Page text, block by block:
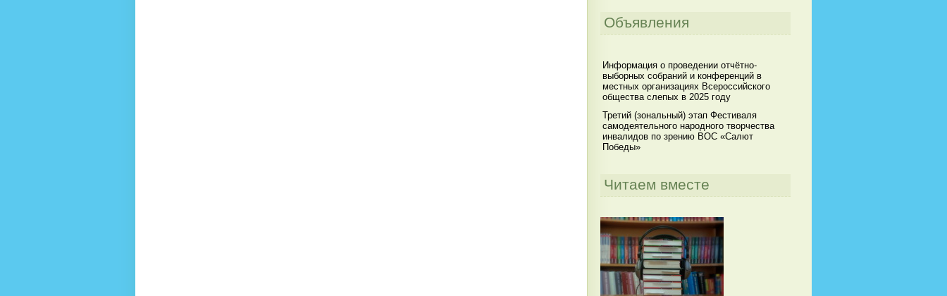
Объявления
Информация о проведении отчётно-
выборных собраний и конференций в
местных организациях Всероссийского
общества слепых в 2025 году
Третий (зональный) этап Фестиваля
самодеятельного народного творчества
инвалидов по зрению ВОС «Салют
Победы»
Читаем вместе